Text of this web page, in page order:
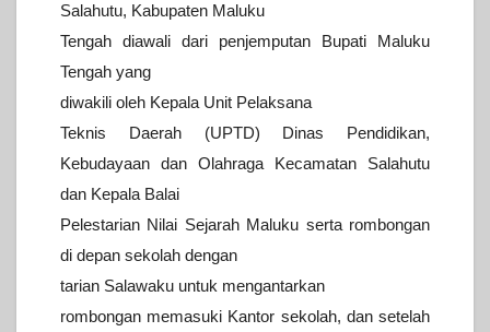
Salahutu, Kabupaten Maluku
Tengah diawali dari penjemputan Bupati Maluku
Tengah yang
diwakili oleh Kepala Unit Pelaksana
Teknis Daerah (UPTD) Dinas Pendidikan,
Kebudayaan dan Olahraga Kecamatan Salahutu
dan Kepala Balai
Pelestarian Nilai SejarahMaluku serta rombongan
di depan sekolah dengan
tarian Salawaku untuk mengantarkan
rombongan memasuki Kantor sekolah, dan setelah